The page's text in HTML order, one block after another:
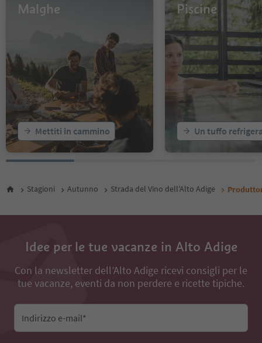
Malghe
Mettiti in cammino
Piscine
Un tuffo
Stagioni Autunno Strada del Vino dell'Alto Adige
Idee per le tue vacanze in Alto Adige
Con la newsletter dell’Alto Adige ricevi consigli per le
tue vacanze, eventi da non perdere e ricette tipiche.
Indirizzo e-mail*